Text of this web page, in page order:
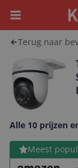
Menu
Terug naar
Alle 10 prijzen
Meest
Bekijk product